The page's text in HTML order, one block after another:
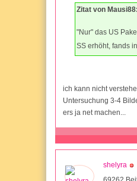
Zitat von Mausi88:
"Nur" das US
SS erhöht, fands
ich kann nicht
Untersuchung 3-4
ers ja net machen...
shelyra